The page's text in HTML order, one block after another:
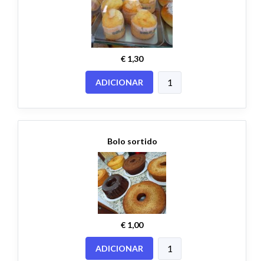
€ 1,30
ADICIONAR
Bolo sortido
€ 1,00
ADICIONAR